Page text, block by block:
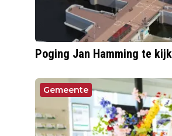
Poging Jan Hamming te
Gemeente